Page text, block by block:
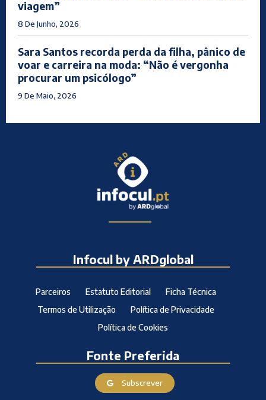
viagem”
8 De Junho, 2026
Sara Santos recorda perda da filha, pânico de
voar e carreira na moda: “Não é vergonha
procurar um psicólogo”
9 De Maio, 2026
Infocul by ARDglobal
Parceiros Estatuto Editorial
Ficha Técnica
Termos de Utilização
Política de Privacidade
Política de Cookies
Fonte Preferida
Subscrever